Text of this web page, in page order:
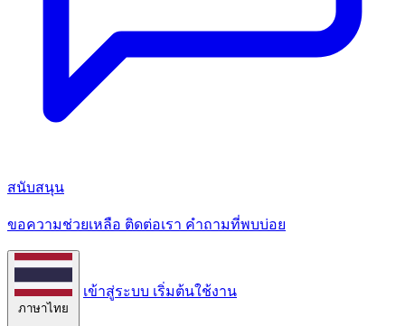
สนับสนุน
ขอความช่วยเหลือ ติดต่อเรา คําถามที่พบบ่อย
ภาษาไทย
เข้าสู่ระบบ เริ่มต้นใช้งาน